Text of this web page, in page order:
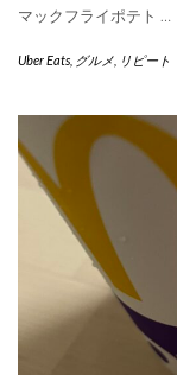
マックフライポテト …
Uber Eats グルメ リピート